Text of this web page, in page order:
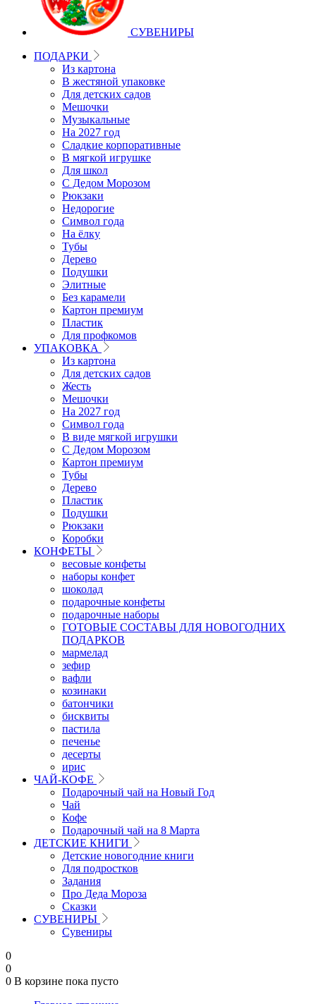
СУВЕНИРЫ
ПОДАРКИ
Из картона
В жестяной упаковке
Для детских садов
Мешочки
Музыкальные
На 2027 год
Сладкие корпоративные
В мягкой игрушке
Для школ
С Дедом Морозом
Рюкзаки
Недорогие
Символ года
На ёлку
Тубы
Дерево
Подушки
Элитные
Без карамели
Картон премиум
Пластик
Для профкомов
УПАКОВКА
Из картона
Для детских садов
Жесть
Мешочки
На 2027 год
Символ года
В виде мягкой игрушки
С Дедом Морозом
Картон премиум
Тубы
Дерево
Пластик
Подушки
Рюкзаки
Коробки
КОНФЕТЫ
весовые конфеты
наборы конфет
шоколад
подарочные конфеты
подарочные наборы
ГОТОВЫЕ СОСТАВЫ ДЛЯ НОВОГОДНИХ
ПОДАРКОВ
мармелад
зефир
вафли
козинаки
батончики
бисквиты
пастила
печенье
десерты
ирис
ЧАЙ-КОФЕ
Подарочный чай на Новый Год
Чай
Кофе
Подарочный чай на 8 Марта
ДЕТСКИЕ КНИГИ
Детские новогодние книги
Для подростков
Задания
Про Деда Мороза
Сказки
СУВЕНИРЫ
Сувениры
0
0
0 В корзине пока пусто